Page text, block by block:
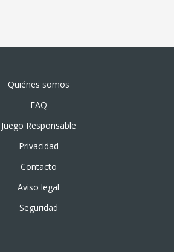
Quiénes somos
FAQ
Juego Responsable
Privacidad
Contacto
Aviso legal
Seguridad